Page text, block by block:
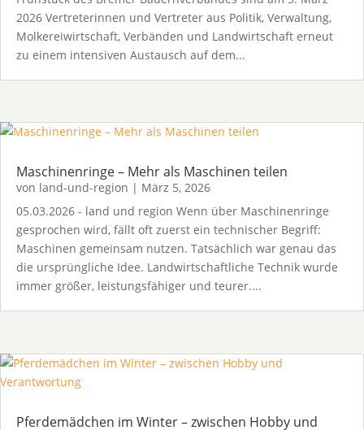
2026 Vertreterinnen und Vertreter aus Politik, Verwaltung,
Molkereiwirtschaft, Verbänden und Landwirtschaft erneut
zu einem intensiven Austausch auf dem...
Maschinenringe – Mehr als Maschinen teilen
von land-und-region | März 5, 2026
05.03.2026 - land und region Wenn über Maschinenringe
gesprochen wird, fällt oft zuerst ein technischer Begriff:
Maschinen gemeinsam nutzen. Tatsächlich war genau das
die ursprüngliche Idee. Landwirtschaftliche Technik wurde
immer größer, leistungsfähiger und teurer....
Pferdemädchen im Winter – zwischen Hobby und